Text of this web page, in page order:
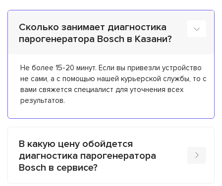
Сколько занимает диагностика
парогенератора Bosch в Казани?
Не более 15-20 минут. Если вы привезли устройство
не сами, а с помощью нашей курьерской службы, то с
вами свяжется специалист для уточнения всех
результатов.
В какую цену обойдется
диагностика парогенератора
Bosch в сервисе?